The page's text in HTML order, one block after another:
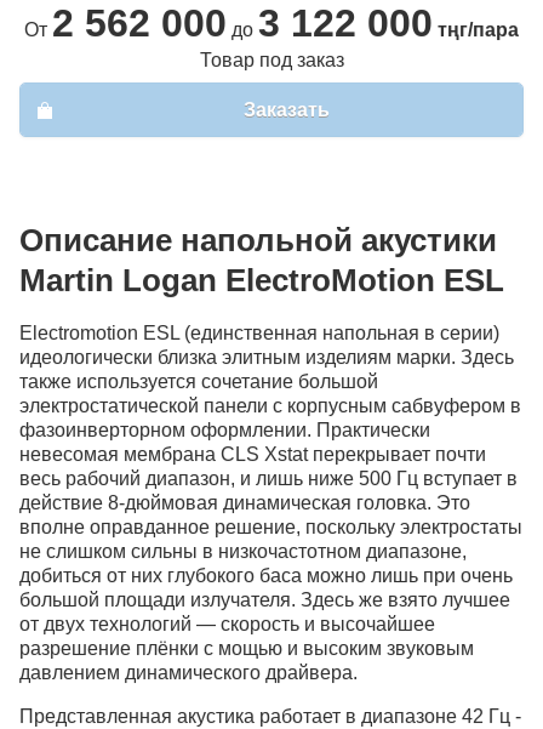
От 2 562 000 до 3 122 000 тңг/пара
Товар под заказ
Заказать
Описание напольной акустики
Martin Logan ElectroMotion ESL
Electromotion ESL (единственная напольная в серии)
идеологически близка элитным изделиям марки. Здесь
также используется сочетание большой
электростатической панели с корпусным сабвуфером в
фазоинверторном оформлении. Практически
невесомая мембрана CLS Xstat перекрывает почти
весь рабочий диапазон, и лишь ниже 500 Гц вступает в
действие 8-дюймовая динамическая головка. Это
вполне оправданное решение, поскольку электростаты
не слишком сильны в низкочастотном диапазоне,
добиться от них глубокого баса можно лишь при очень
большой площади излучателя. Здесь же взято лучшее
от двух технологий — скорость и высочайшее
разрешение плёнки с мощью и высоким звуковым
давлением динамического драйвера.
Представленная акустика работает в диапазоне 42 Гц -